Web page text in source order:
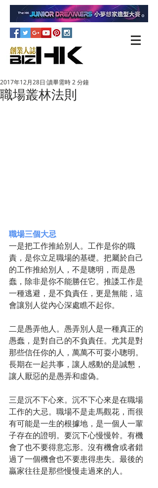
職場叢林法則
2017年12月28日 讀畢需時 2 分鐘
職場三個大忌
一是把工作推給別人。工作是你的職
責，是你立足職場的基礎。把屬於自己
的工作推給別人，不是聰明，而是愚
蠢，除非是你不能勝任它。推諉工作是
一種逃避，是不負責任，更是無能，這
會讓別人從內心深處瞧不起你。
二是愚弄他人。愚弄別人是一種真正的
愚蠢，是對自己的不負責任。尤其是對
那些信任你的人，萬萬不可耍小聰明。
長期在一起共事，讓人感動的是誠懇，
讓人厭惡的是愚弄和虛偽。
三是沉不下心來。沉不下心來是在職場
工作的大忌。職場不是走馬觀花，而很
有可能是一生的根據地，是一個人一輩
子存在的證明。要沉下心慢慢幹。有機
會了也不要得意忘形。沒有機會或者錯
過了一個機會也不要患得患失。最後的
贏家往往是那些慢慢走過來的人。